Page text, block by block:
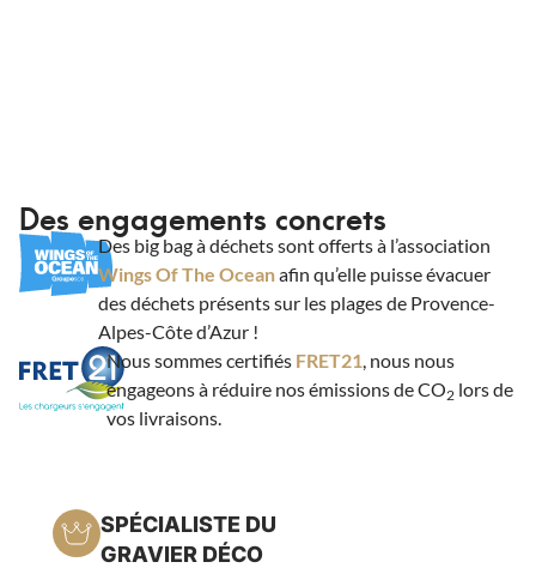
Des engagements concrets
Des big bag à déchets sont offerts à l’association
Wings Of The Oceanafin qu’elle puisse évacuer
des déchets présents sur les plages de Provence-
Alpes-Côte d’Azur !
Nous sommes certifiés FRET21 , nous nous
engageons à réduire nos émissions de CO2lors de
vos livraisons.
SPÉCIALISTE DU
GRAVIER DÉCO